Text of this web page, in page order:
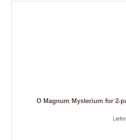
O Magnum Mysterium for 2-